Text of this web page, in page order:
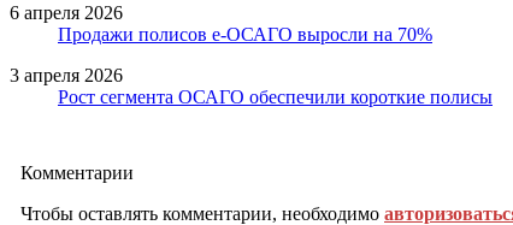
6 апреля 2026
Продажи полисов е-ОСАГО выросли на 70%
3 апреля 2026
Рост сегмента ОСАГО обеспечили короткие полисы
Комментарии
Чтобы оставлять комментарии, необходимо